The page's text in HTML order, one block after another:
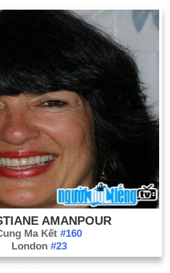
AMANPOUR
Ma Kết #160
London #23